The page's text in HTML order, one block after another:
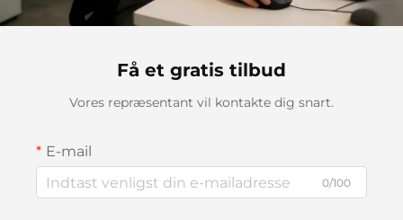
Få et gratis tilbud
Vores repræsentant vil kontakte dig snart.
E-mail
0/100